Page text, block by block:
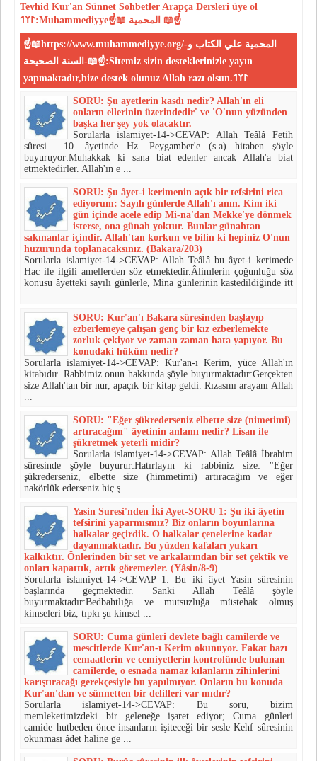
Tevhid Kur'an Sünnet Sohbetler Arapça Dersleri üye ol
𐰃𐰠𐰯:Muhammediyye☝📖 المحمية 📖☝
☝📖https://www.muhammediyye.org/-المحمية علي الكتاب و
السنة الصحيحة-📖☝:Sitemiz sizin desteklerinizle yayın
yapmaktadır,bize destek olunuz Allah razı olsun.𐰃𐰠𐰯
SORU: Şu ayetlerin kasdı nedir? Allah'ın eli
onların ellerinin üzerindedir' ve 'O'nun yüzünden
başka her şey yok olacaktır.
Sorularla islamiyet-14->CEVAP: Allah Teâlâ Fetih
sûresi 10. âyetinde Hz. Peygamber'e (s.a) hitaben şöyle
buyuruyor:Muhakkak ki sana biat edenler ancak Allah'a biat
etmektedirler. Allah'ın e ...
SORU: Şu âyet-i kerimenin açık bir tefsirini rica
ediyorum: Sayılı günlerde Allah'ı anın. Kim iki
gün içinde acele edip Mi-na'dan Mekke'ye dönmek
isterse, ona günah yoktur. Bunlar gü­nahtan
sakınanlar içindir. Allah'tan korkun ve bilin ki hepiniz O'nun
huzurunda toplanacaksınız. (Bakara/203)
Sorularla islamiyet-14->CEVAP: Allah Teâlâ bu âyet-i kerimede
Hac ile ilgili amellerden söz etmektedir.Âlimlerin çoğunluğu söz
konusu âyetteki sayılı günlerle, Mina günlerinin kastedildiğinde itt
...
SORU: Kur'an'ı Bakara sûresinden başlayıp
ezberlemeye çalışan genç bir kız ezberlemekte
zorluk çekiyor ve zaman zaman hata yapı­yor. Bu
konudaki hüküm nedir?
Sorularla islamiyet-14->CEVAP: Kur'an-ı Kerim, yüce Allah'ın
kitabıdır. Rabbimiz onun hakkında şöyle buyurmaktadır:Gerçekten
size Allah'tan bir nur, apaçık bir kitap geldi. Rızasını arayanı Allah
...
SORU: "Eğer şükrederseniz elbette size (nimetimi)
artıracağım" âyetinin anlamı nedir? Lisan ile
şükretmek yeterli midir?
Sorularla islamiyet-14->CEVAP: Allah Teâlâ İbrahim
sûresinde şöyle buyurur:Hatırlayın ki rabbiniz size: "Eğer
şükrederseniz, elbette size (him­metimi) artıracağım ve eğer
nakörlük ederseniz hiç ş ...
Yasin Suresi'nden İki Ayet-SORU 1: Şu iki âyetin
tefsirini yaparmısmız? Biz onların boyunlarına
halkalar geçirdik. O halkalar çenelerine kadar
dayanmaktadır. Bu yüzden kafaları yukarı
kalkıktır. Önle­rinden bir set ve arkalarından bir set çektik ve
onları kapattık, ar­tık göremezler. (Yâsin/8-9)
Sorularla islamiyet-14->CEVAP 1: Bu iki âyet Yasin sûresinin
başlarında geçmektedir. San­ki Allah Teâlâ şöyle
buyurmaktadır:Bedbahtlığa ve mutsuzluğa müstehak olmuş
kimseleri biz, tıpkı şu kimsel ...
SORU: Cuma günleri devlete bağlı camilerde ve
mescitlerde Kur'an-ı Kerim okunuyor. Fakat bazı
cemaatlerin ve cemiyetlerin kontrolünde bulunan
camilerde, o esnada namaz kılanların zihinlerini
karıştıracağı gerekçesiyle bu yapılmıyor. Onların bu konuda
Kur'an'dan ve sünnetten bir delilleri var mıdır?
Sorularla islamiyet-14->CEVAP: Bu soru, bizim
memleketimizdeki bir geleneğe işaret edi­yor; Cuma günleri
camide hutbeden önce insanların işiteceği bir sesle Kehf sûresinin
okunması âdet haline ge ...